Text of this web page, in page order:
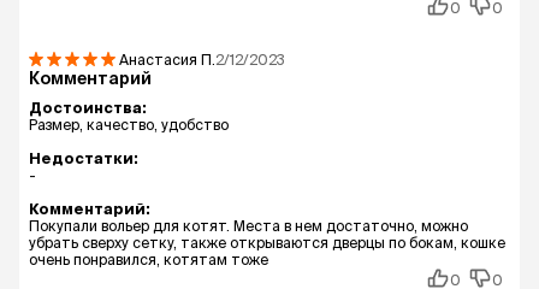
0
0
Анастасия П. 2/12/2023
Комментарий
Достоинства:
Размер, качество, удобство
Недостатки:
-
Комментарий:
Покупали вольер для котят. Места в нем достаточно, можно
убрать сверху сетку, также открываются дверцы по бокам, кошке
очень понравился, котятам тоже
0
0